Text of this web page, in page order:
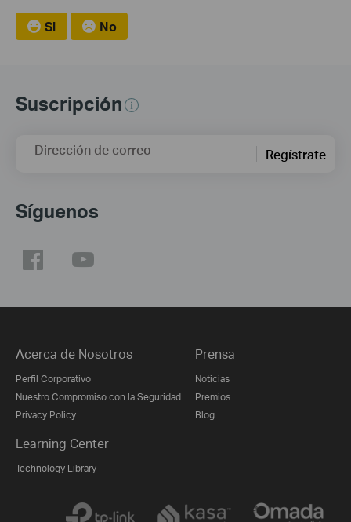
Si No
Suscripción
Dirección de correo Regístrate
Síguenos
Acerca de Nosotros
Perfil Corporativo
Nuestro Compromiso con la Seguridad
Privacy Policy
Prensa
Noticias
Premios
Blog
Learning Center
Technology Library